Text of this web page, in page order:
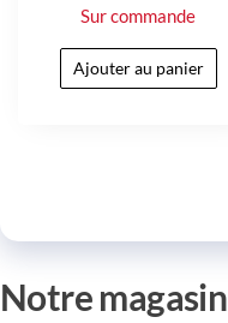
Sur commande
Ajouter au panier
Notre magasin